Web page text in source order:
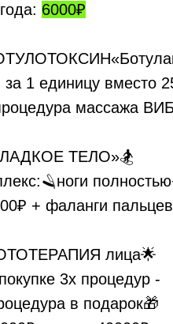
6000₽
за 1 единицу вместо
массажа
ТЕЛО»🏂
+ фаланги
лица🌟
3х процедур -
в подарок🎁